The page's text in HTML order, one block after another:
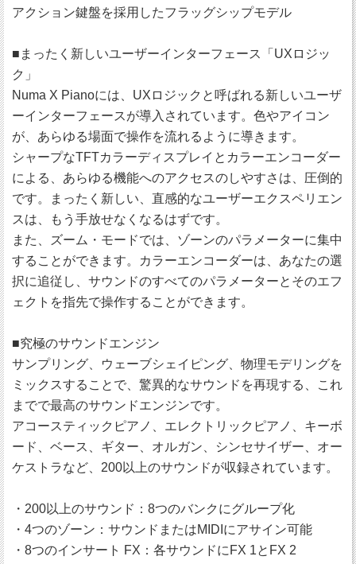
アクション鍵盤を採用したフラッグシップモデル
■まったく新しいユーザーインターフェース「UXロジッ
ク」
Numa X Pianoには、UXロジックと呼ばれる新しいユーザ
ーインターフェースが導入されています。色やアイコン
が、あらゆる場面で操作を流れるように導きます。
シャープなTFTカラーディスプレイとカラーエンコーダー
による、あらゆる機能へのアクセスのしやすさは、圧倒的
です。まったく新しい、直感的なユーザーエクスペリエン
スは、もう手放せなくなるはずです。
また、ズーム・モードでは、ゾーンのパラメーターに集中
することができます。カラーエンコーダーは、あなたの選
択に追従し、サウンドのすべてのパラメーターとそのエフ
ェクトを指先で操作することができます。
■究極のサウンドエンジン
サンプリング、ウェーブシェイピング、物理モデリングを
ミックスすることで、驚異的なサウンドを再現する、これ
までで最高のサウンドエンジンです。
アコースティックピアノ、エレクトリックピアノ、キーボ
ード、ベース、ギター、オルガン、シンセサイザー、オー
ケストラなど、200以上のサウンドが収録されています。
・200以上のサウンド：8つのバンクにグループ化
・4つのゾーン：サウンドまたはMIDIにアサイン可能
・8つのインサート FX：各サウンドにFX 1とFX 2